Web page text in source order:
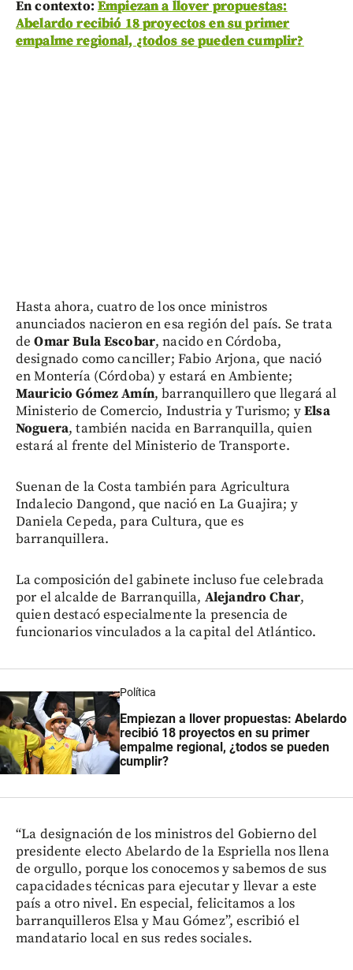
En contexto: Empiezan a llover propuestas:
Abelardo recibió 18 proyectos en su primer
empalme regional, ¿todos se pueden cumplir?
Hasta ahora, cuatro de los once ministros
anunciados nacieron en esa región del país. Se trata
deOmar Bula Escobar, nacido en Córdoba,
designado como canciller; Fabio Arjona, que nació
en Montería (Córdoba) y estará en Ambiente;
Mauricio Gómez Amín, barranquillero que llegará al
Ministerio de Comercio, Industria y Turismo; yElsa
Noguera, también nacida en Barranquilla, quien
estará al frente del Ministerio de Transporte.
Suenan de la Costa también para Agricultura
Indalecio Dangond, que nació en La Guajira; y
Daniela Cepeda, para Cultura, que es
barranquillera.
La composición del gabinete incluso fue celebrada
por el alcalde de Barranquilla, Alejandro Char,
quien destacó especialmente la presencia de
funcionarios vinculados a la capital del Atlántico.
Política
Empiezan a llover propuestas: Abelardo
recibió 18 proyectos en su primer
empalme regional, ¿todos se pueden
cumplir?
“La designación de los ministros del Gobierno del
presidente electo Abelardo de la Espriella nos llena
de orgullo, porque los conocemos y sabemos de sus
capacidades técnicas para ejecutar y llevar a este
país a otro nivel. En especial, felicitamos a los
barranquilleros Elsa y Mau Gómez”, escribió el
mandatario local en sus redes sociales.